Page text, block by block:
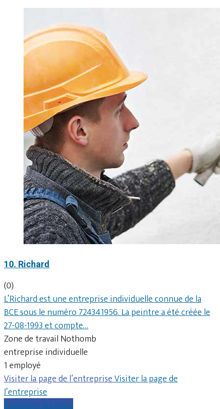
10. Richard
(0)
L’Richard est une entreprise individuelle connue de la
BCE sous le numéro 724341956. La peintre a été créée le
27-08-1993 et compte…
Zone de travail Nothomb
entreprise individuelle
1 employé
Visiter la page de l’entrepriseVisiter la page de
l’entreprise
Comparer les devis